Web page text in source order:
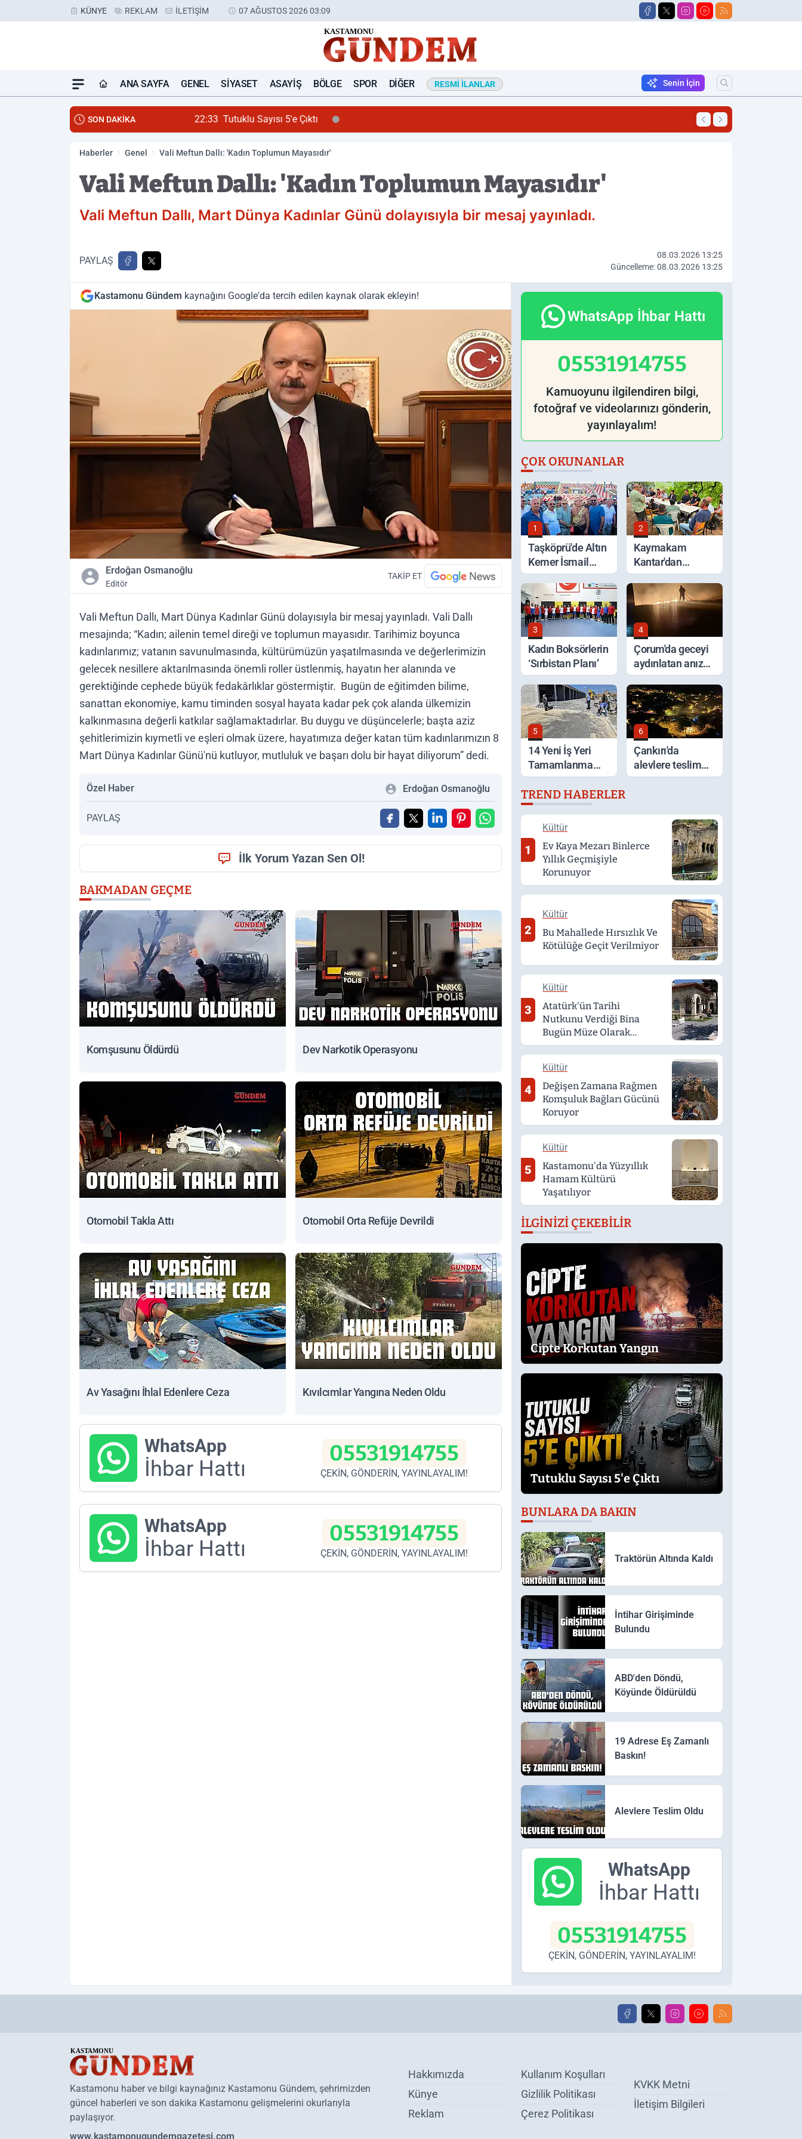
KÜNYE REKLAM İLETIŞIM 07 AĞUSTOS 2026 03:09
ANA SAYFA GENEL SIYASET ASAYIŞ BÖLGE SPOR DIĞER RESMI İLANLAR Senin İçin
SON DAKİKA Tutuklu Sayısı 5'e Çıktı 18:06 Traktörün Altında
Haberler Genel Vali Meftun Dallı: 'Kadın Toplumun Mayasıdır'
Vali Meftun Dallı: 'Kadın Toplumun Mayasıdır'
Vali Meftun Dallı, Mart Dünya Kadınlar Günü dolayısıyla bir mesaj yayınladı.
PAYLAŞ
08.03.2026 13:25
Güncelleme: 08.03.2026 13:25
Kastamonu Gündem kaynağını Google'da tercih edilen kaynak olarak ekleyin!
Erdoğan Osmanoğlu
Editör
TAKİP ET
Vali Meftun Dallı, Mart Dünya Kadınlar Günü dolayısıyla bir mesaj yayınladı. Vali Dallı
mesajında; “Kadın; ailenin temel direği ve toplumun mayasıdır. Tarihimiz boyunca
kadınlarımız; vatanın savunulmasında, kültürümüzün yaşatılmasında ve değerlerimizin
gelecek nesillere aktarılmasında önemli roller üstlenmiş, hayatın her alanında ve
gerektiğinde cephede büyük fedakârlıklar göstermiştir. Bugün de eğitimden bilime,
sanattan ekonomiye, kamu timinden sosyal hayata kadar pek çok alanda ülkemizin
kalkınmasına değerli katkılar sağlamaktadırlar. Bu duygu ve düşüncelerle; başta aziz
şehitlerimizin kıymetli ve eşleri olmak üzere, hayatımıza değer katan tüm kadınlarımızın 8
Mart Dünya Kadınlar Günü'nü kutluyor, mutluluk ve başarı dolu bir hayat diliyorum” dedi.
Özel Haber Erdoğan Osmanoğlu
PAYLAŞ
İlk Yorum Yazan Sen Ol!
BAKMADAN GEÇME
Komşusunu Öldürdü Dev Narkotik Operasyonu
Otomobil Takla Attı Otomobil Orta Refüje Devrildi
Av Yasağını İhlal Edenlere Ceza Kıvılcımlar Yangına Neden Oldu
WhatsApp
İhbar Hattı
05531914755
ÇEKİN, GÖNDERİN, YAYINLAYALIM!
WhatsApp
İhbar Hattı
05531914755
ÇEKİN, GÖNDERİN, YAYINLAYALIM!
WhatsApp İhbar Hattı
05531914755
Kamuoyunu ilgilendiren bilgi,
fotoğraf ve videolarınızı gönderin,
yayınlayalım!
ÇOK OKUNANLAR
1
Taşköprü'de Altın
Kemer İsmail
Balaban'ın Oldu
2
Kaymakam
Kantar'dan
Selden Etkilenen
Bölgelerde
İnceleme
3
Kadın Boksörlerin
‘Sırbistan Planı’
4
Çorum'da geceyi
aydınlatan anız
yangını korkuttu
5
14 Yeni İş Yeri
Tamamlanma
Aşamasında
6
Çankırı'da
alevlere teslim
olan ev küle
TREND HABERLER
1
Kültür
Ev Kaya Mezarı Binlerce
Yıllık Geçmişiyle
Korunuyor
2
Kültür
Bu Mahallede Hırsızlık Ve
Kötülüğe Geçit Verilmiyor
3
Kültür
Atatürk'ün Tarihi
Nutkunu Verdiği Bina
Bugün Müze Olarak
Hizmet Veriyor
4
Kültür
Değişen Zamana Rağmen
Komşuluk Bağları Gücünü
Koruyor
5
Kültür
Kastamonu'da Yüzyıllık
Hamam Kültürü
Yaşatılıyor
İLGINIZI ÇEKEBILIR
Cipte Korkutan Yangın
Tutuklu Sayısı 5'e Çıktı
BUNLARA DA BAKIN
Traktörün Altında Kaldı
İntihar Girişiminde
Bulundu
ABD'den Döndü,
Köyünde Öldürüldü
19 Adrese Eş Zamanlı
Baskın!
Alevlere Teslim Oldu
WhatsApp
İhbar Hattı
05531914755
ÇEKİN, GÖNDERİN, YAYINLAYALIM!
Kastamonu haber ve bilgi kaynağınız Kastamonu Gündem, şehrimizden
güncel haberleri ve son dakika Kastamonu gelişmelerini okurlarıyla
paylaşıyor.
www.kastamonugundemgazetesi.com
Hakkımızda
Künye
Reklam
Kullanım Koşulları
Gizlilik Politikası
Çerez Politikası
KVKK Metni
İletişim Bilgileri